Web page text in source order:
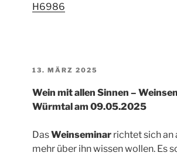
H6986
VERÖFFENTLICHT
13. MÄRZ 2025
Wein mit allen Sinnen –
Würmtal am 09.05.2025
DasWeinseminar richtet sich an
mehr über ihn wissen wollen. Es